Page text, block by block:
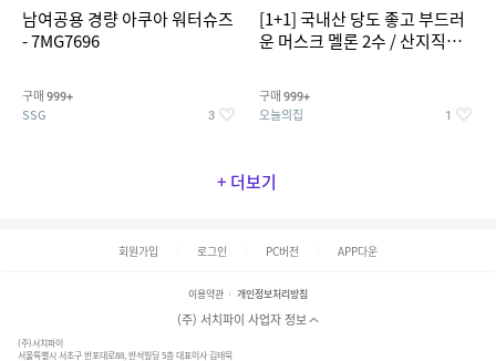
남여공용 경량 아쿠아 워터슈즈
- 7MG7696
구매 999+
SSG 3
[1+1] 국내산 당도 좋고 부드러
운 머스크 멜론 2수 / 산지직송 x
구매 999+
오늘의집 1
+ 더보기
회원가입 로그인 PC버전 APP다운
이용약관 개인정보처리방침
(주) 서치파이 사업자 정보
(주)서치파이
서울특별시 서초구 반포대로88, 반석빌딩 5층 대표이사 김태묵